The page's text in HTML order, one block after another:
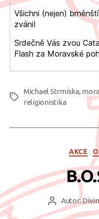
Všichni (nejen)
zváni!
Srdečně Vás zvou
Flash za Moravské
Štítky
Michael Strmiska,
religionistika
AKCE
Autor
příspěvku
Autor: